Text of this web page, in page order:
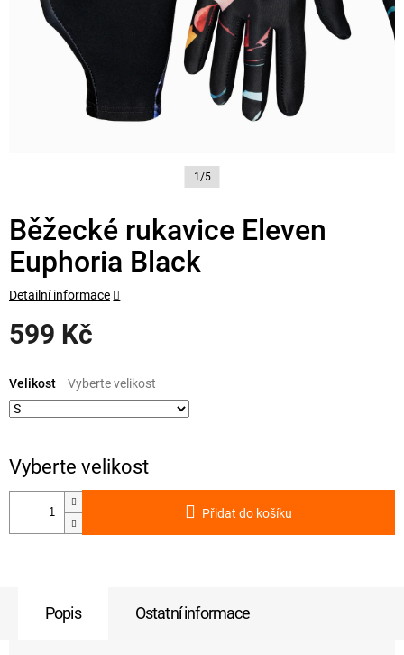
1/5
Běžecké rukavice Eleven
Euphoria Black
599 Kč
cena:
Velikost
Přidat do košíku
Detailní informace
Popis Ostatní informace